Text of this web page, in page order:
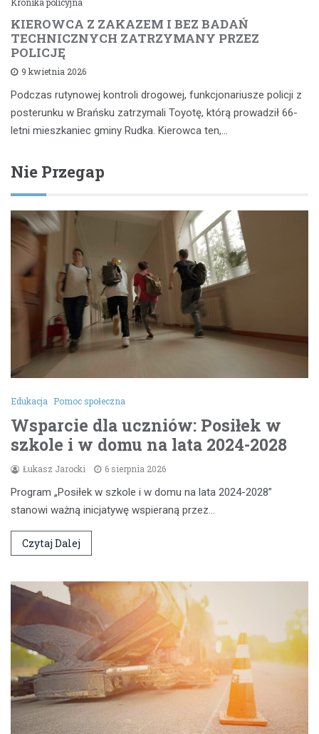
KIEROWCA Z ZAKAZEM I BEZ BADAŃ
TECHNICZNYCH ZATRZYMANY PRZEZ
POLICJĘ
9 kwietnia 2026
Podczas rutynowej kontroli drogowej, funkcjonariusze policji z
posterunku w Brańsku zatrzymali Toyotę, którą prowadził 66-
letni mieszkaniec gminy Rudka. Kierowca ten,…
Nie Przegap
Edukacja Pomoc społeczna
Wsparcie dla uczniów: Posiłek w
szkole i w domu na lata 2024-2028
Łukasz Jarocki 6 sierpnia 2026
Program „Posiłek w szkole i w domu na lata 2024-2028”
stanowi ważną inicjatywę wspieraną przez…
Czytaj Dalej